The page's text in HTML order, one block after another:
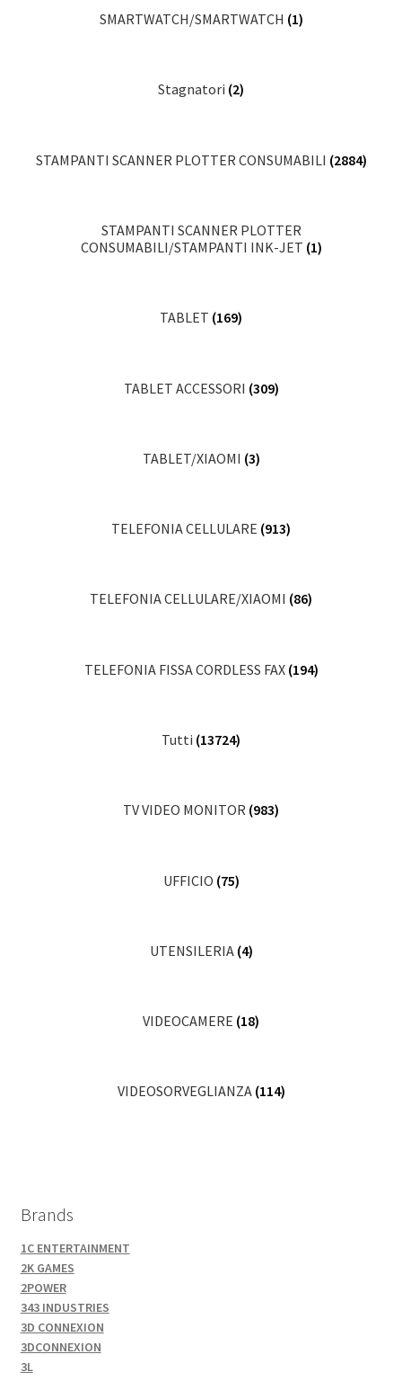
SMARTWATCH/SMARTWATCH (1)
Stagnatori (2)
STAMPANTI SCANNER PLOTTER CONSUMABILI (2884)
STAMPANTI SCANNER PLOTTER
CONSUMABILI/STAMPANTI INK-JET (1)
TABLET (169)
TABLET ACCESSORI (309)
TABLET/XIAOMI (3)
TELEFONIA CELLULARE (913)
TELEFONIA CELLULARE/XIAOMI (86)
TELEFONIA FISSA CORDLESS FAX (194)
Tutti (13724)
TV VIDEO MONITOR (983)
UFFICIO (75)
UTENSILERIA (4)
VIDEOCAMERE (18)
VIDEOSORVEGLIANZA (114)
Brands
1C ENTERTAINMENT
2K GAMES
2POWER
343 INDUSTRIES
3D CONNEXION
3DCONNEXION
3L